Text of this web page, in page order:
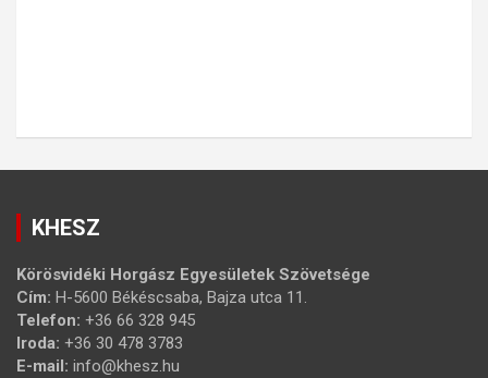
KHESZ
Körösvidéki Horgász Egyesületek Szövetsége
Cím: H-5600 Békéscsaba, Bajza utca 11.
Telefon: +36 66 328 945
Iroda: +36 30 478 3783
E-mail: info@khesz.hu